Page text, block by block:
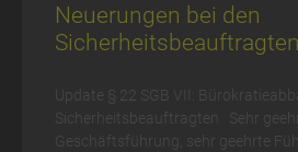
Neuerungen bei den
Sicherheitsbeauftragten
Update § 22 SGB VII:
Sicherheitsbeauftragten Sehr
Geschäftsführung, sehr geehrte